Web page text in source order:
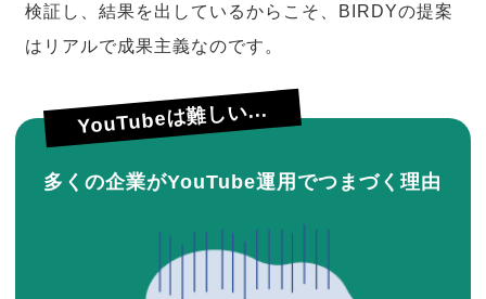
検証し、結果を出しているからこそ、BIRDYの提案
はリアルで成果主義なのです。
YouTubeは難しい...
多くの企業がYouTube運用でつまづく理由